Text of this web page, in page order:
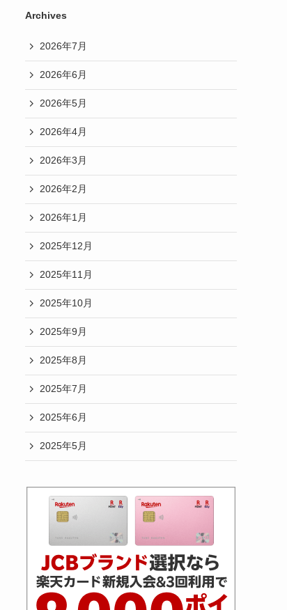
Archives
2026年7月
2026年6月
2026年5月
2026年4月
2026年3月
2026年2月
2026年1月
2025年12月
2025年11月
2025年10月
2025年9月
2025年8月
2025年7月
2025年6月
2025年5月